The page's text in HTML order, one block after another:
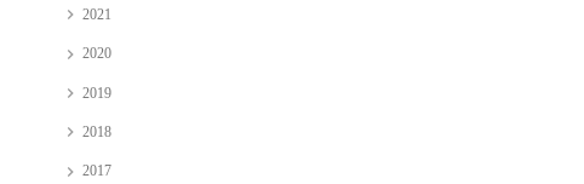
2021
2020
2019
2018
2017